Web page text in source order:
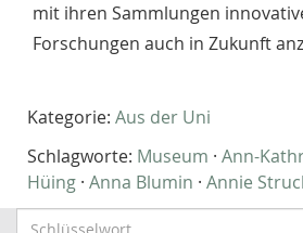
mit ihren Sammlungen
Forschungen auch in Zukunft
Kategorie: Aus der Uni
Schlagworte: Museum · Ann-
Hüing · Anna Blumin · Annie